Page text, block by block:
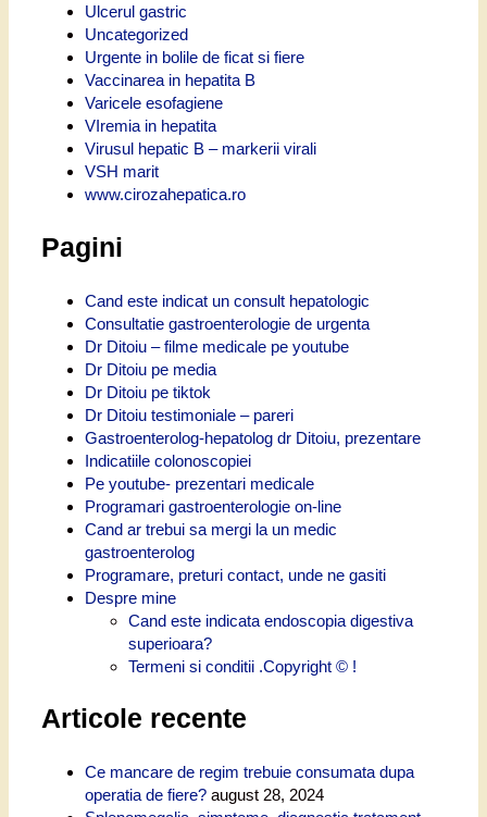
Ulcerul gastric
Uncategorized
Urgente in bolile de ficat si fiere
Vaccinarea in hepatita B
Varicele esofagiene
VIremia in hepatita
Virusul hepatic B – markerii virali
VSH marit
www.cirozahepatica.ro
Pagini
Cand este indicat un consult hepatologic
Consultatie gastroenterologie de urgenta
Dr Ditoiu – filme medicale pe youtube
Dr Ditoiu pe media
Dr Ditoiu pe tiktok
Dr Ditoiu testimoniale – pareri
Gastroenterolog-hepatolog dr Ditoiu, prezentare
Indicatiile colonoscopiei
Pe youtube- prezentari medicale
Programari gastroenterologie on-line
Cand ar trebui sa mergi la un medic
gastroenterolog
Programare, preturi contact, unde ne gasiti
Despre mine
Cand este indicata endoscopia digestiva
superioara?
Termeni si conditii .Copyright © !
Articole recente
Ce mancare de regim trebuie consumata dupa
operatia de fiere? august 28, 2024